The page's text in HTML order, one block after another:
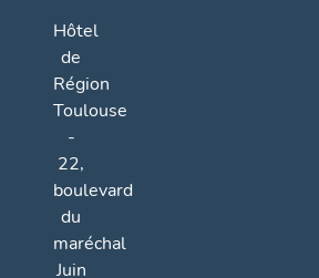
Hôtel
de
Région
Toulouse
-
22,
boulevard
du
maréchal
Juin